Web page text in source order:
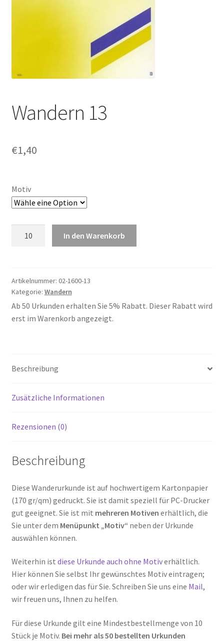
Wandern 13
€1,40
Motiv
In den Warenkorb
Artikelnummer: 02-1600-13
Kategorie: Wandern
Ab 50 Urkunden erhalten Sie 5% Rabatt. Dieser Rabatt wird
erst im Warenkorb angezeigt.
Beschreibung
Zusätzliche Informationen
Rezensionen (0)
Beschreibung
Diese Wanderurkunde ist auf hochwertigem Kartonpapier
(170 gr/qm) gedruckt. Sie ist damit speziell für PC-Drucker
gut geeignet. Sie ist mit mehreren Motiven erhältlich, die
Sie unter dem Menüpunkt „Motiv“ neben der Urkunde
auswählen können.
Weiterhin ist diese Urkunde auch ohne Motiverhältlich.
Hier können Sie selbst Ihr gewünschtes Motiv eintragen;
oder wir erledigen das für Sie. Schreiben Sie uns eine Mail,
wir freuen uns, Ihnen zu helfen.
Für diese Urkunde gilt eine Mindestbestellmenge von 10
Stück je Motiv. Bei mehr als 50 bestellten Urkunden